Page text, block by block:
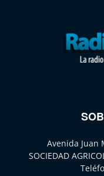
Avenida Juan
SOCIEDAD